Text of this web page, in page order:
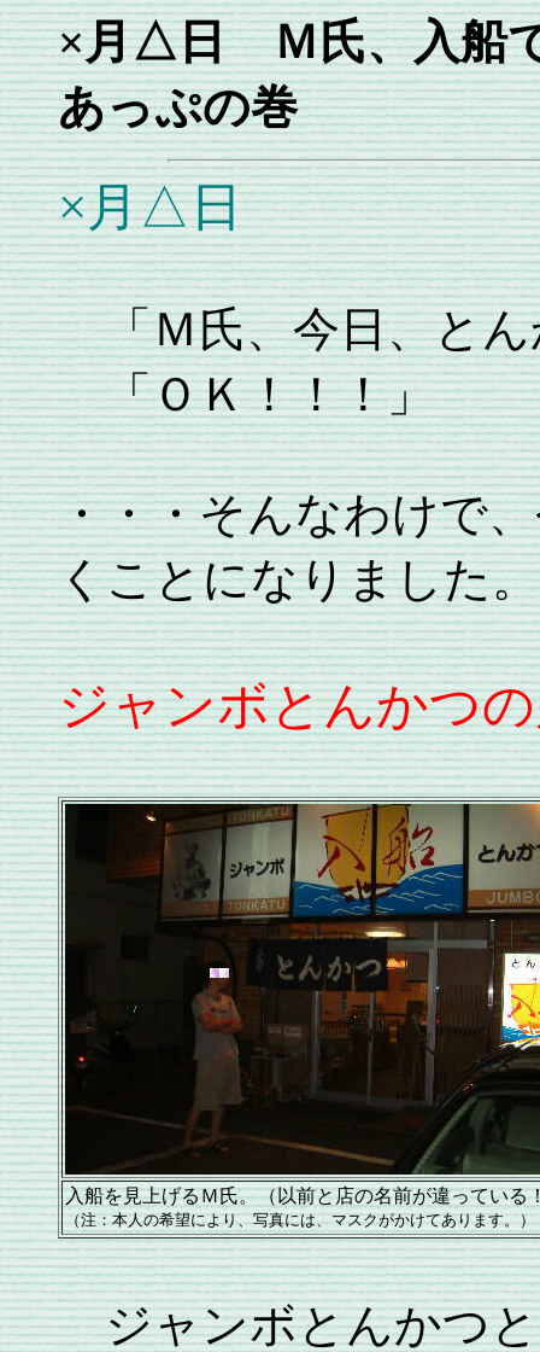
×月△日 Ｍ氏、入船
あっぷの巻
×月△日
「Ｍ氏、今日、とん
「ＯＫ！！！」
・・・そんなわけで
くことになりました。
ジャンボとんかつ
入船を見上げるＭ氏。（以前と店の名前が違っている
（注：本人の希望により、写真には、マスクがかけてあります。）
ジャンボとんかつと